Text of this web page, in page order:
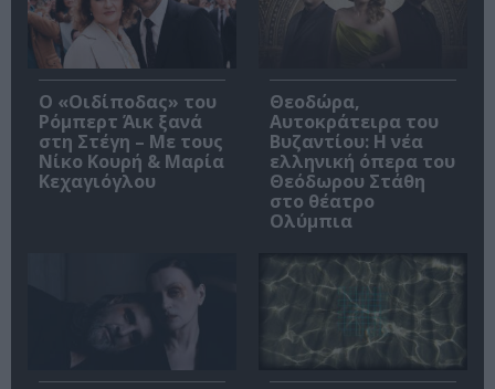
O «Οιδίποδας» του
Ρόμπερτ Άικ ξανά
στη Στέγη – Με τους
Νίκο Κουρή & Μαρία
Κεχαγιόγλου
Θεοδώρα,
Αυτοκράτειρα του
Βυζαντίου: Η νέα
ελληνική όπερα του
Θεόδωρου Στάθη
στο θέατρο
Ολύμπια